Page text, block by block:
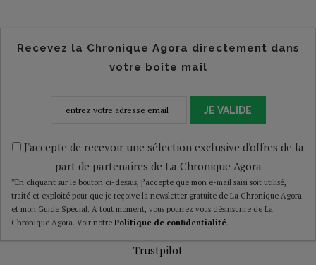
Recevez la Chronique Agora directement dans
votre boîte mail
JE VALIDE
J'accepte de recevoir une sélection exclusive d'offres de la
part de partenaires de La Chronique Agora
*En cliquant sur le bouton ci-dessus, j’accepte que mon e-mail saisi soit utilisé,
traité et exploité pour que je reçoive la newsletter gratuite de La Chronique Agora
et mon Guide Spécial. A tout moment, vous pourrez vous désinscrire de La
Chronique Agora. Voir notre Politique de confidentialité.
Trustpilot